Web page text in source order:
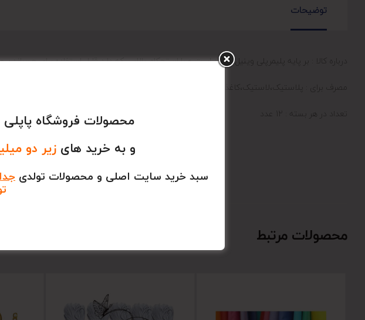
توضیحات
درباره کالا : بر پایه پلیمرپلی وینیل کلراید است و با استحکام بالایی که دارد قابل استفاده برای
مصرف برای : پلاستیک،لاستیک،کاغذ، چرم،پارچه،،شیشه،سرامیک،اسفنج،فوم و چوب میباشد .
تعداد در هر بسته : 12 عدد
محصولات مرتبط
محصولات فروشگاه
و به خرید هایزیر دو
سبد خرید سایت اصلی و محصولات تولدی